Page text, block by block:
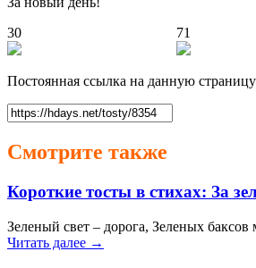
30
71
Постоянная ссылка на данную
Смотрите также
Короткие тосты в стихах: За
Зеленый свет – дорога, Зеленых
Читать далее →